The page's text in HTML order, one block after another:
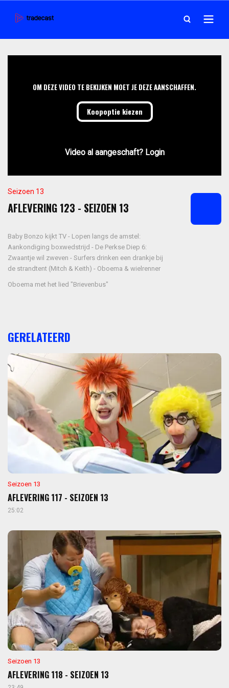
OM DEZE VIDEO TE BEKIJKEN MOET JE DEZE AANSCHAFFEN.
Koopoptie kiezen
Video al aangeschaft? Login
Seizoen 13
AFLEVERING 123 - SEIZOEN 13
Baby Bonzo kijkt TV - Lopen langs de amstel:
Aankondiging boxwedstrijd - De Perkse Diep 6:
Zwaantje wil zweven - Surfers drinken een drankje bij
de strandtent (Mitch & Keith) - Oboema & wielrenner
Oboema met het lied "Brievenbus"
GERELATEERD
Seizoen 13
AFLEVERING 117 - SEIZOEN 13
25:02
Seizoen 13
AFLEVERING 118 - SEIZOEN 13